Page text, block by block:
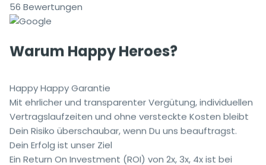
56 Bewertungen
Warum Happy Heroes?
Happy Happy Garantie
Mit ehrlicher und transparenter Vergütung, individuellen
Vertragslaufzeiten und ohne versteckte Kosten bleibt
Dein Risiko überschaubar, wenn Du uns beauftragst.
Dein Erfolg ist unser Ziel
Ein Return On Investment (ROI) von 2x, 3x, 4x ist bei